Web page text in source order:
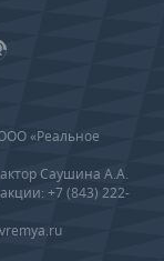
«Реальное
Саушина А.А.
+7 (843) 222-